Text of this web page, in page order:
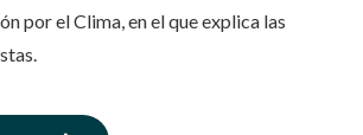
por el Clima, en el que explica las